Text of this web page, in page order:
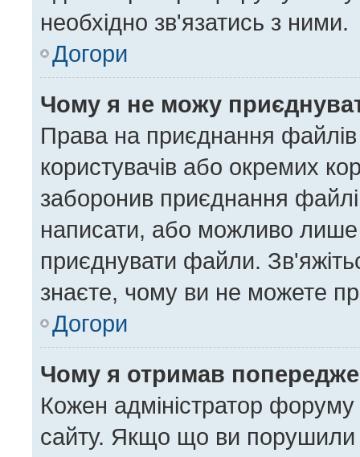
необхідно зв'язатись з ними.
Догори
Чому я не можу
Права на приєднання
користувачів або окремих
заборонив приєднання
написати, або можливо лише
приєднувати файли.
знаєте, чому ви не можете
Догори
Чому я отримав
Кожен адміністратор
сайту. Якщо що ви